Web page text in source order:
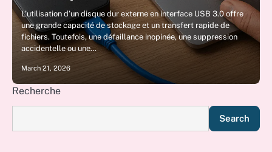
L’utilisation d’un disque dur externe en interface USB 3.0 offre
une grande capacité de stockage et un transfert rapide de
fichiers. Toutefois, une défaillance inopinée, une suppression
accidentelle ou une…
March 21, 2026
Recherche
Search